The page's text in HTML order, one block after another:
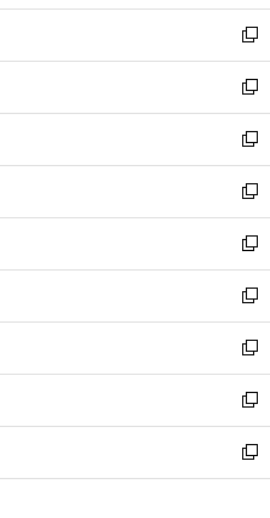
ウ
ィ
ン
ド
ウ
で
開
く
し
い
ウ
ィ
ン
ド
ウ
で
開
く
新
し
い
ウ
ィ
ン
ド
ウ
で
開
く
新
し
い
ウ
ィ
ン
ド
ウ
で
開
く
新
し
い
ウ
ィ
ン
ド
ウ
で
開
く
新
し
い
ウ
ィ
ン
ド
ウ
で
開
く
新
し
い
ウ
ィ
ン
ド
ウ
で
開
新
し
い
ウ
ィ
ン
ド
ウ
新
し
い
ウ
ィ
ン
新
し
い
ウ
新
し